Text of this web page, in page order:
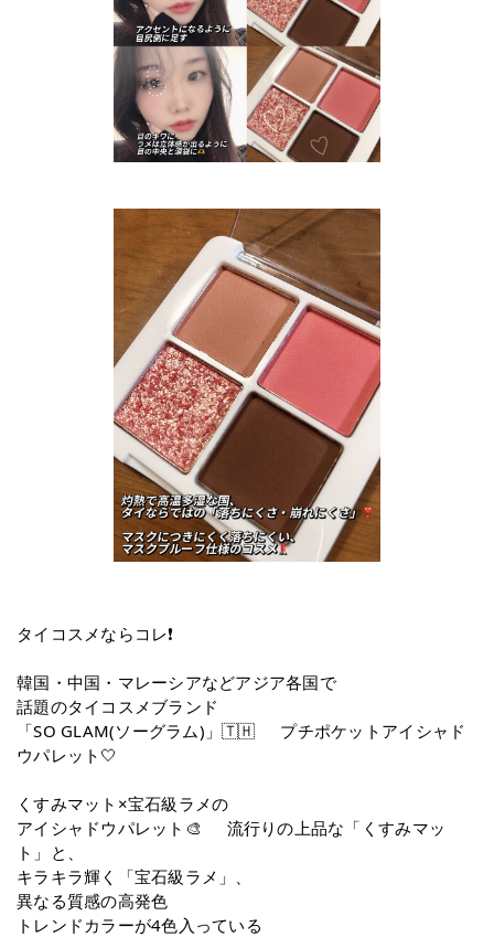
タイコスメならコレ❗️
韓国・中国・マレーシアなどアジア各国で
話題のタイコスメブランド
「SO GLAM(ソーグラム)」🇹🇭 プチポケットアイシャド
ウパレット🤍
くすみマット×宝石級ラメの
アイシャドウパレット🎨 流行りの上品な「くすみマッ
ト」と、
キラキラ輝く「宝石級ラメ」、
異なる質感の高発色
トレンドカラーが4色入っている